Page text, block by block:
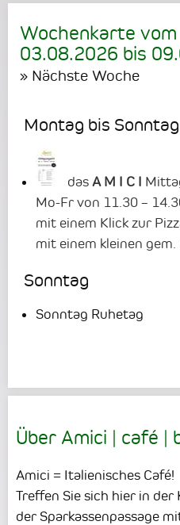
Wochenkarte vom
03.08.2026 bis
» Nächste Woche
Montag bis Sonntag
das A M I C I
Mo-Fr von 11.30 –
mit einem Klick zur
mit einem kleinen
Sonntag
Sonntag Ruhetag
Über Amici | café |
Amici = Italienisches Café!
Treffen Sie sich hier in
der Sparkassenpassage